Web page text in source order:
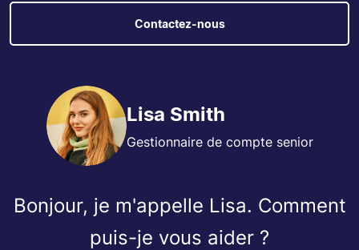
Contactez-nous
Lisa Smith
Gestionnaire de compte senior
Bonjour, je m'appelle Lisa. Comment
puis-je vous aider ?